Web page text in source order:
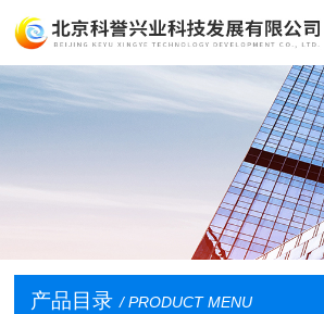
产品目录 / PRODUCT MENU